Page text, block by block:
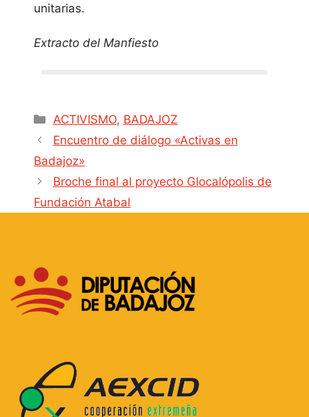
unitarias.
Extracto del Manfiesto
ACTIVISMO, BADAJOZ
Encuentro de diálogo «Activas en
Badajoz»
Broche final al proyecto Glocalópolis de
Fundación Atabal